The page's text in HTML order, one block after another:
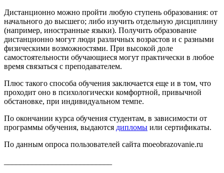
Дистанционно можно пройти любую ступень образования: от
начального до высшего; либо изучить отдельную дисциплину
(например, иностранные языки). Получить образование
дистанционно могут люди различных возрастов и с разными
физическими возможностями. При высокой доле
самостоятельности обучающиеся могут практически в любое
время связаться с преподавателем.
Плюс такого способа обучения заключается еще и в том, что
проходит оно в психологически комфортной, привычной
обстановке, при индивидуальном темпе.
По окончании курса обучения студентам, в зависимости от
программы обучения, выдаются дипломы или сертификаты.
По данным опроса пользователей сайта moeobrazovanie.ru